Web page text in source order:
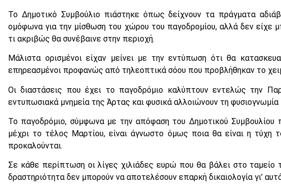
Το Δημοτικό Συμβούλιο πιάστηκε όπως δείχνουν τα πράγματα
ομόφωνα για την μίσθωση του χώρου του παγοδρομίου, αλλά δεν είχε
τι ακριβώς θα συνέβαινε στην περιοχή.
Μάλιστα ορισμένοι είχαν μείνει με την εντύπωση ότι θα
επηρεασμένοι προφανώς από τηλεοπτικά σόου που προβλήθηκαν το
Οι διαστάσεις που έχει το παγοδρόμιο καλύπτουν εντελώς την
εντυπωσιακά μνημεία της Άρτας και φυσικά αλλοιώνουν τη φυσιογνωμία
Το παγοδρόμιο, σύμφωνα με την απόφαση του Δημοτικού Συμβουλίου
μέχρι το τέλος Μαρτίου, είναι άγνωστο όμως ποια θα είναι η τύχη
προκαλούνται.
Σε κάθε περίπτωση οι λίγες χιλιάδες ευρώ που θα βάλει στο
δραστηριότητα δεν μπορούν να αποτελέσουν επαρκή δικαιολογία γι’